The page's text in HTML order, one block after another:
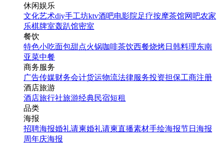
休闲娱乐
文化艺术diy手工坊ktv酒吧电影院足疗按摩茶馆网吧农家
乐棋牌室轰趴馆密室
餐饮
特色小吃面包甜点火锅咖啡茶饮西餐烧烤日韩料理东南
亚菜中餐
商务服务
广告传媒财务会计货运物流法律服务投资担保工商注册
酒店旅游
酒店旅行社旅游经典民宿短租
品类
海报
招聘海报婚礼请柬婚礼请柬直播素材手绘海报节日海报
周年庆海报